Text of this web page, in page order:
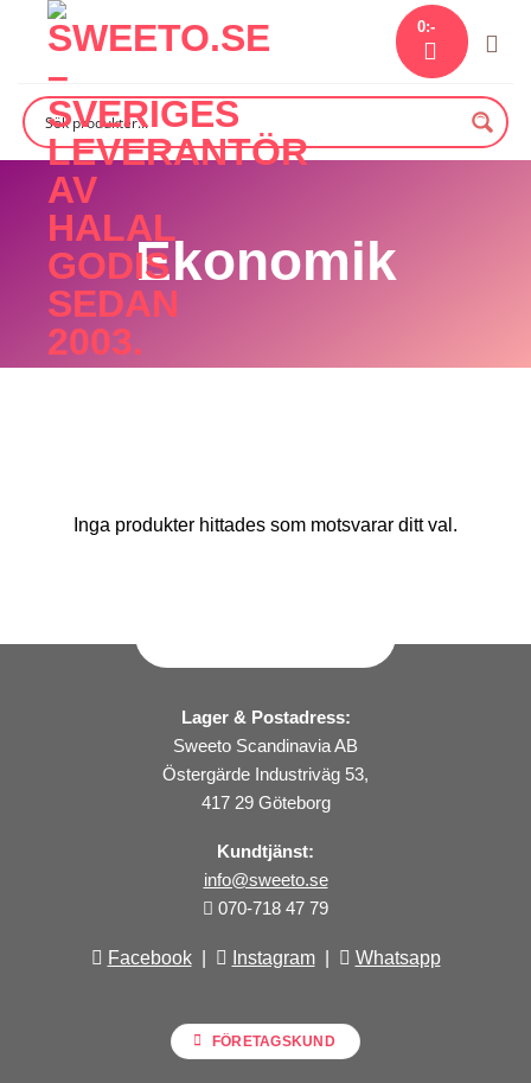
content
0:-
Ekonomik
Inga produkter hittades som motsvarar ditt val.
Lager & Postadress:
Sweeto Scandinavia AB
Östergärde Industriväg 53,
417 29 Göteborg
Kundtjänst:
info@sweeto.se
070-718 47 79
Facebook| Instagram| Whatsapp
FÖRETAGSKUND